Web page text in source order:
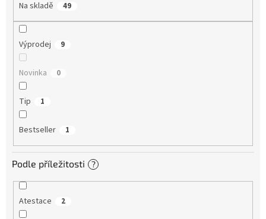
Na skladě 49
Výprodej 9
Novinka 0
Tip 1
Bestseller 1
Podle příležitosti ?
Atestace 2